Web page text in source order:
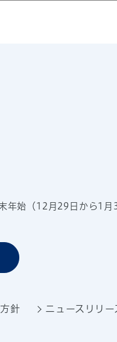
年始（12月29日から1月3
針 ニュースリリー